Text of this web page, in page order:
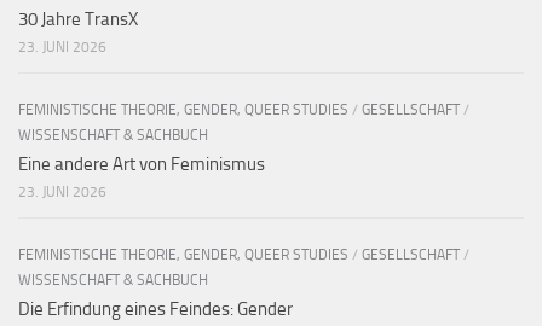
30 Jahre TransX
23. JUNI 2026
FEMINISTISCHE THEORIE, GENDER, QUEER STUDIES / GESELLSCHAFT /
WISSENSCHAFT & SACHBUCH
Eine andere Art von Feminismus
23. JUNI 2026
FEMINISTISCHE THEORIE, GENDER, QUEER STUDIES / GESELLSCHAFT /
WISSENSCHAFT & SACHBUCH
Die Erfindung eines Feindes: Gender